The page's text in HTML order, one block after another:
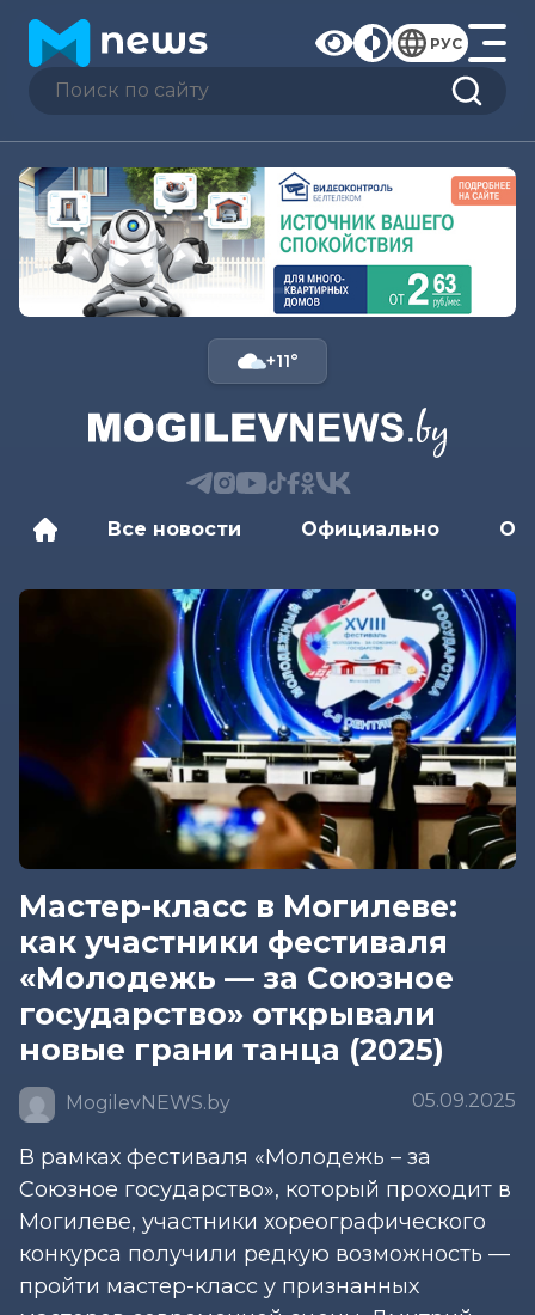
РУС
+11°
Все новости Официально
Мастер-класс в Могилеве:
как участники фестиваля
«Молодежь — за Союзное
государство» открывали
новые грани танца (2025)
MogilevNEWS.by 05.09.2025
В рамках фестиваля «Молодежь – за
Союзное государство», который проходит в
Могилеве, участники хореографического
конкурса получили редкую возможность —
пройти мастер-класс у признанных